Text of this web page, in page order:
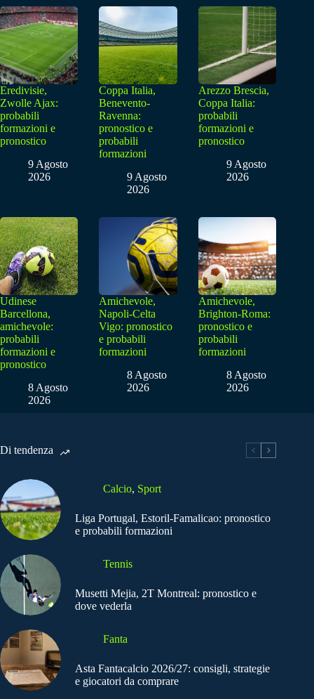
Eredivisie,
Zwolle Ajax:
probabili
formazioni e
pronostico
9 Agosto
2026
Coppa Italia,
Benevento-
Ravenna:
pronostico e
probabili
formazioni
9 Agosto
2026
Arezzo Brescia,
Coppa Italia:
probabili
formazioni e
pronostico
9 Agosto
2026
Udinese
Barcellona,
amichevole:
probabili
formazioni e
pronostico
8 Agosto
2026
Amichevole,
Napoli-Celta
Vigo: pronostico
e probabili
formazioni
8 Agosto
2026
Amichevole,
Brighton-Roma:
pronostico e
probabili
formazioni
8 Agosto
2026
Di tendenza
Calcio, Sport
Liga Portugal, Estoril-Famalicao: pronostico
e probabili formazioni
Tennis
Musetti Mejia, 2T Montreal: pronostico e
dove vederla
Fanta
Asta Fantacalcio 2026/27: consigli, strategie
e giocatori da comprare